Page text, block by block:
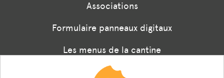
Associations
Formulaire panneaux digitaux
Les menus de la cantine
Documents règlementaires